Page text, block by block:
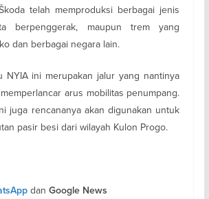
telah memproduksi berbagai jenis
berpenggerak, maupun trem yang
dan berbagai negara lain.
NYIA ini merupakan jalur yang nantinya
arus mobilitas penumpang.
juga rencananya akan digunakan untuk
pasir besi dari wilayah Kulon Progo.
dan Google News